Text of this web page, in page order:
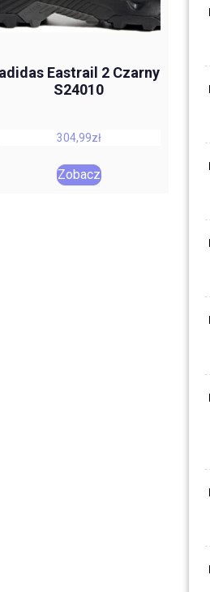
adidas Eastrail 2 Czarny
S24010
304,99zł
Zobacz